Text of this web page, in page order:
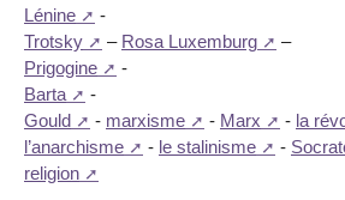
Lénine
-
Trotsky
– Rosa Luxemburg
–
Prigogine
-
Barta
-
Gould
- marxisme - Marx - la
l’anarchisme
- le stalinisme -
religion